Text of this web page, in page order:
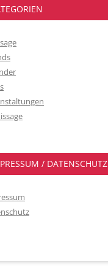
/ DATENSCHUTZ